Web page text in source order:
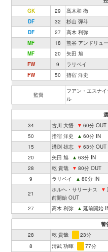
GK
29 髙木和 徹
DF
32 杉山 弾斗
DF
27 高木 利弥
MF
18 熊谷 アンドリュー
MF
20 矢田 旭
FW
9 ラリベイ
FW
50 指宿 洋史
監督
フアン・エスナ
ル
34
古川 大悟 ▼ 60分 OUT
50
指宿 洋史 ▲ 60分 IN
15
溝渕 雄志 ▼ 63分 OUT
20
矢田 旭 ▲ 63分 IN
28
乾 貴哉 ▼ 80分 OUT
9
ラリベイ ▲ 80分 IN
21
ホルヘ・サリーナス ▼
前開始 OUT
27 高木 利弥 ▲ 延前開始
警
28
乾 貴哉
23分
8
清武 功暉
77分